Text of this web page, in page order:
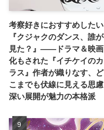
考察好きにおすすめしたい
『クジャクのダンス、誰が
見た？』――ドラマ＆映画
化もされた『イチケイのカ
ラス』作者が織りなす、ど
こまでも伏線に見える思慮
深い展開が魅力の本格派